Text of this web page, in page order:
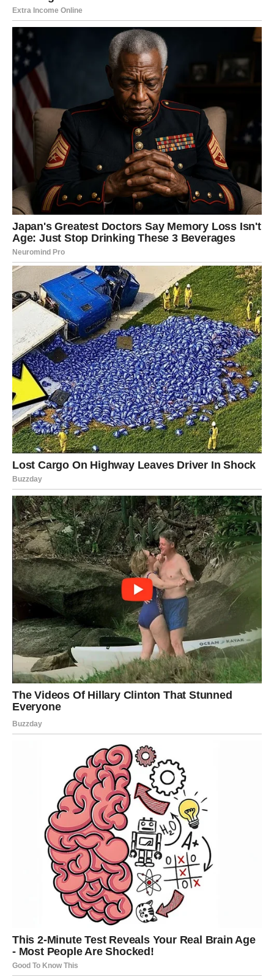
Lavovima zvijezde donose uspjeh koji su dugo čekali. Vaš
trud konačno postaje vidljiv i nagrađen.
Pred vama su dani ponosa.
DJEVICA
Djevice će osjetiti veliko olakšanje kada jedna situacija
dobije rasplet kakvom su se nadale.
Sudbina vam donosi razlog za osmijeh.
VAGA
Vagama dolazi period ispunjen lijepim susretima,
pozitivnim vijestima i osjećajem da se život konačno
slaže na svoje mjesto.
Pred vama su trenuci koje ćete dugo pamtiti.
ŠKORPIJA
Škorpije očekuje niz događaja koji vraćaju vjeru u srećne
ishode. Ono što ste skoro prestali očekivati sada dolazi.
Vrijeme je za lijepe promjene.
STRIJELAC
Strijelac je među znakovima kojima dolazi jedan od
najljepših perioda u ovoj godini. Pred vama su uspjesi,
srećne okolnosti i osjećaj da vam život konačno ide u
susret.
Sreća vas prati na svakom koraku.
Jarčevima dolazi potvrda da nijedan trud nije bio
uzaludan. Ono što ste ulagali u budućnost sada počinje
davati rezultate.
Pred vama su veoma uspješni dani.
VODOLIJA
Vodolije očekuje pozitivno iznenađenje koje mijenja
pogled na jednu važnu situaciju. Sreća vam dolazi iz
neočekivanog pravca.